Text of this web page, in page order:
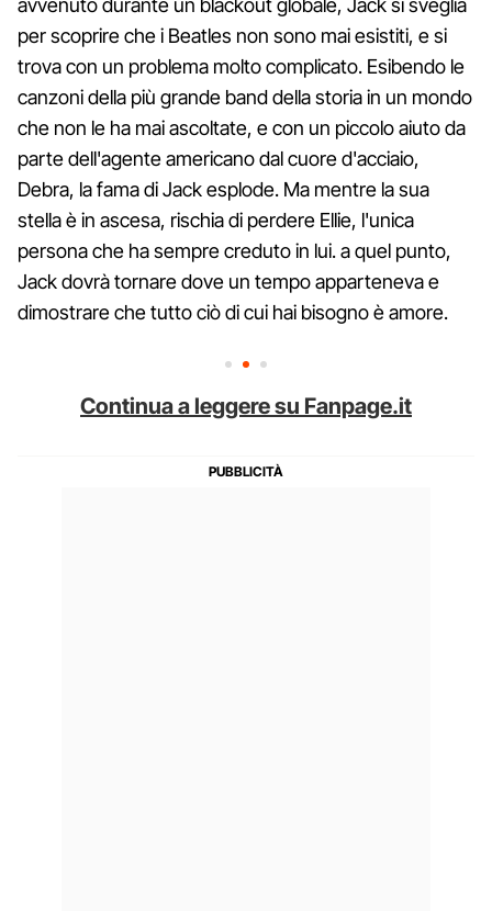
avvenuto durante un blackout globale, Jack si sveglia
per scoprire che i Beatles non sono mai esistiti, e si
trova con un problema molto complicato. Esibendo le
canzoni della più grande band della storia in un mondo
che non le ha mai ascoltate, e con un piccolo aiuto da
parte dell'agente americano dal cuore d'acciaio,
Debra, la fama di Jack esplode. Ma mentre la sua
stella è in ascesa, rischia di perdere Ellie, l'unica
persona che ha sempre creduto in lui. a quel punto,
Jack dovrà tornare dove un tempo apparteneva e
dimostrare che tutto ciò di cui hai bisogno è amore.
Continua a leggere su Fanpage.it